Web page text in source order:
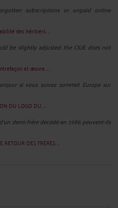
grave et préoccupant qui se produit
abusive des technologies de
harceler, menacer, intimider ou nuire